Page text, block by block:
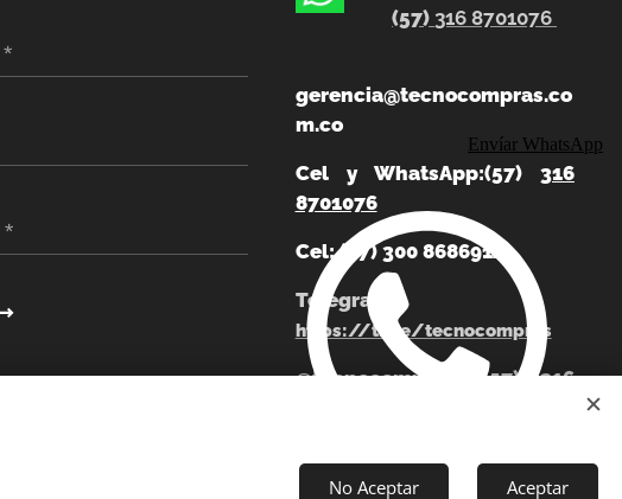
(57) 316 8701076
gerencia@tecnocompras.co
m.co
Cel y WhatsApp:(57) 316
8701076
Cel: (57) 300 8686914
Telegram:
https://t.me/tecnocompras
@tecnocompras;
(57) 316
No Aceptar Aceptar
Envíar WhatsApp